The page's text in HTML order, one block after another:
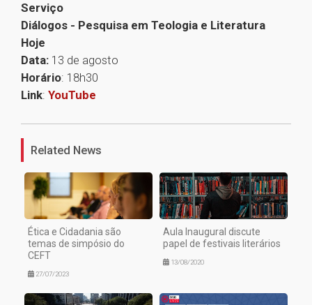
Serviço
Diálogos - Pesquisa em Teologia e Literatura
Hoje
Data: 13 de agosto
Horário: 18h30
Link: YouTube
Related News
Ética e Cidadania são
temas de simpósio do
CEFT
27/07/2023
Aula Inaugural discute
papel de festivais literários
13/08/2020